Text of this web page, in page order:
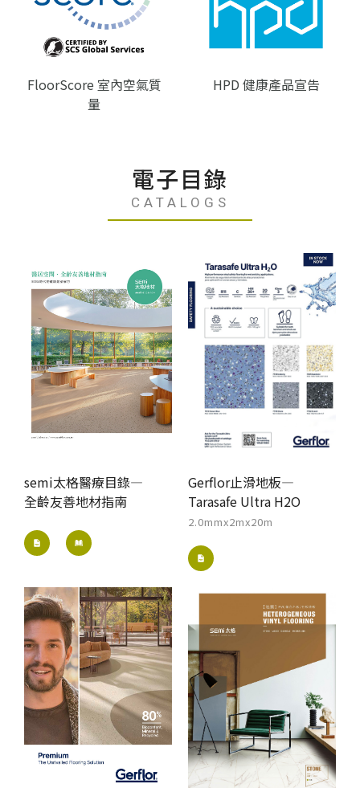
FloorScore 室內空氣質
量
HPD 健康產品宣告
電子目錄
CATALOGS
semi太格醫療目錄—
全齡友善地材指南
Gerflor止滑地板—
Tarasafe Ultra H2O
2.0mmx2mx20m